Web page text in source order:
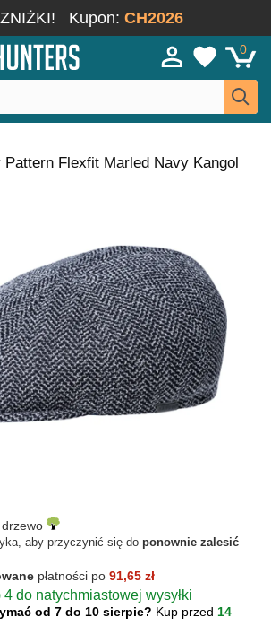
Kupon: CH2026
0
Pattern Flexfit Marled Navy Kangol
aby przyczynić się do ponownie zalesić
płatności po 91,65 zł
4 do natychmiastowej wysyłki
od 7 do 10 sierpie? Kup przed 14